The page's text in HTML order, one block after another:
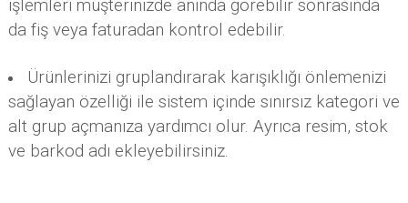
işlemleri müşterinizde anında görebilir sonrasında
da fiş veya faturadan kontrol edebilir.
Ürünlerinizi gruplandırarak karışıklığı önlemenizi
sağlayan özelliği ile sistem içinde sınırsız kategori ve
alt grup açmanıza yardımcı olur. Ayrıca resim, stok
ve barkod adı ekleyebilirsiniz.